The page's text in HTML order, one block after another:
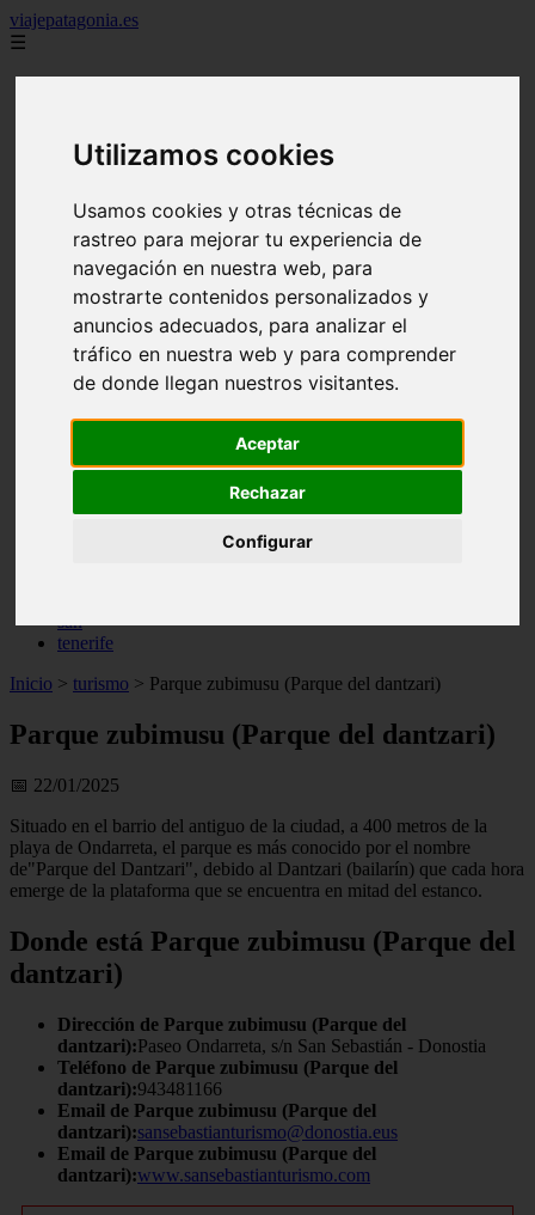
Utilizamos cookies
Usamos cookies y otras técnicas de
rastreo para mejorar tu experiencia de
navegación en nuestra web, para
mostrarte contenidos personalizados y
anuncios adecuados, para analizar el
tráfico en nuestra web y para comprender
de donde llegan nuestros visitantes.
Aceptar
Rechazar
Configurar
viajepatagonia.es
☰
Inicio
arena
benidorm
c cordoba
c entre rios
c generalidades del pais
c mendoza
c neuquen
c provincias
c rio negro
c santa fe
c tierra de fuego
c zona austral
category
gijon
san
tenerife
Inicio > turismo > Parque zubimusu (Parque del dantzari)
Parque zubimusu (Parque del dantzari)
📅 22/01/2025
Situado en el barrio del antiguo de la ciudad, a 400 metros de la
playa de Ondarreta, el parque es más conocido por el nombre
de"Parque del Dantzari", debido al Dantzari (bailarín) que cada hora
emerge de la plataforma que se encuentra en mitad del estanco.
Donde está Parque zubimusu (Parque del
dantzari)
Dirección de Parque zubimusu (Parque del
dantzari):Paseo Ondarreta, s/n San Sebastián - Donostia
Teléfono de Parque zubimusu (Parque del
dantzari):943481166
Email de Parque zubimusu (Parque del
dantzari):sansebastianturismo@donostia.eus
Email de Parque zubimusu (Parque del
dantzari):www.sansebastianturismo.com